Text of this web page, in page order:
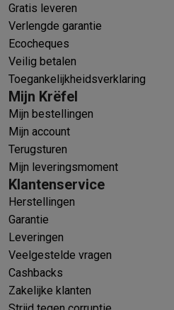
Gratis leveren
Verlengde garantie
Ecocheques
Veilig betalen
Toegankelijkheidsverklaring
Mijn Krëfel
Mijn bestellingen
Mijn account
Terugsturen
Mijn leveringsmoment
Klantenservice
Herstellingen
Garantie
Leveringen
Veelgestelde vragen
Cashbacks
Zakelijke klanten